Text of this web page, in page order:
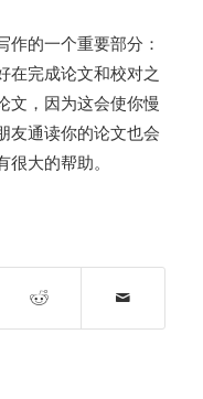
作的一个重要部分：
在完成论文和校对之
文，因为这会使你慢
友通读你的论文也会
大的帮助。